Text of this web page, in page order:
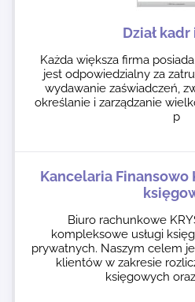
Dział kadr
Każda większa firma
jest odpowiedzialny za
wydawanie zaświadczeń,
określanie i zarządzanie
p
Kancelaria Finansowo
Biuro rachunkowe
kompleksowe usługi
prywatnych. Naszym celem
klientów w zakresie
księgowych